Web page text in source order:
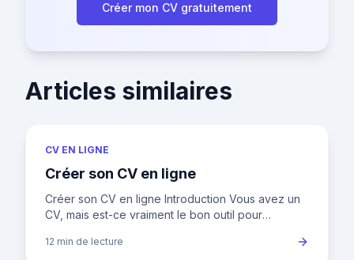
Créer mon CV gratuitement
Articles similaires
CV EN LIGNE
Créer son CV en ligne
Créer son CV en ligne Introduction Vous avez un
CV, mais est-ce vraiment le bon outil pour
marché du travail français
12 min de lecture